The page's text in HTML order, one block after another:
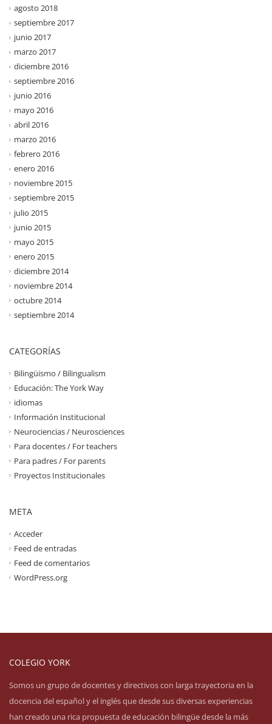
agosto 2018
septiembre 2017
junio 2017
marzo 2017
diciembre 2016
septiembre 2016
junio 2016
mayo 2016
abril 2016
marzo 2016
febrero 2016
enero 2016
noviembre 2015
septiembre 2015
julio 2015
junio 2015
mayo 2015
enero 2015
diciembre 2014
noviembre 2014
octubre 2014
septiembre 2014
CATEGORÍAS
Bilingüismo / Bilingualism
Educación: The York Way
idiomas
Información Institucional
Neurociencias / Neurosciences
Para docentes / For teachers
Para padres / For parents
Proyectos Institucionales
META
Acceder
Feed de entradas
Feed de comentarios
WordPress.org
COLEGIO YORK
Somos un grupo de docentes y directivos con larga trayectoria en la
docencia del español y el inglés que desde sus diversas experiencias
han creado una rica propuesta de educación bilingüe desde la más